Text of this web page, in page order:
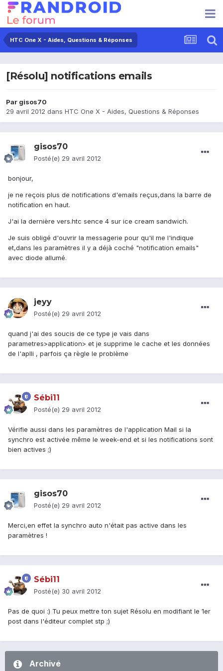
HTC One X - Aides, Questions & Réponses
[Résolu] notifications emails
Par gisos70
29 avril 2012 dans HTC One X - Aides, Questions & Réponses
gisos70
Posté(e) 29 avril 2012
bonjour,
je ne reçois plus de notifications d'emails reçus,dans la barre de
notification en haut.
J'ai la dernière vers.htc sence 4 sur ice cream sandwich.
Je suis obligé d'ouvrir la messagerie pour qu'il me l'indique
et,dans les paramètres il y a déjà coché "notification emails"
avec diode allumé.
jeyy
Posté(e) 29 avril 2012
quand j'ai des soucis de ce type je vais dans
parametres>application> et je supprime le cache et les données
de l'aplli , parfois ça règle le problème
Sébi11
Posté(e) 29 avril 2012
Vérifie aussi dans les paramètres de l'application Mail si la
synchro est activée même le week-end et si les notifications sont
bien actives ;)
gisos70
Posté(e) 29 avril 2012
Merci,en effet la synchro auto n'était pas active dans les
paramètres !
Sébi11
Posté(e) 30 avril 2012
Pas de quoi :) Tu peux mettre ton sujet Résolu en modifiant le 1er
post dans l'éditeur complet stp ;)
Archivé